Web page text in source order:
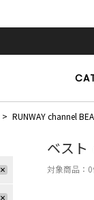
RUNWAY channel
ベスト
対象商品： 0